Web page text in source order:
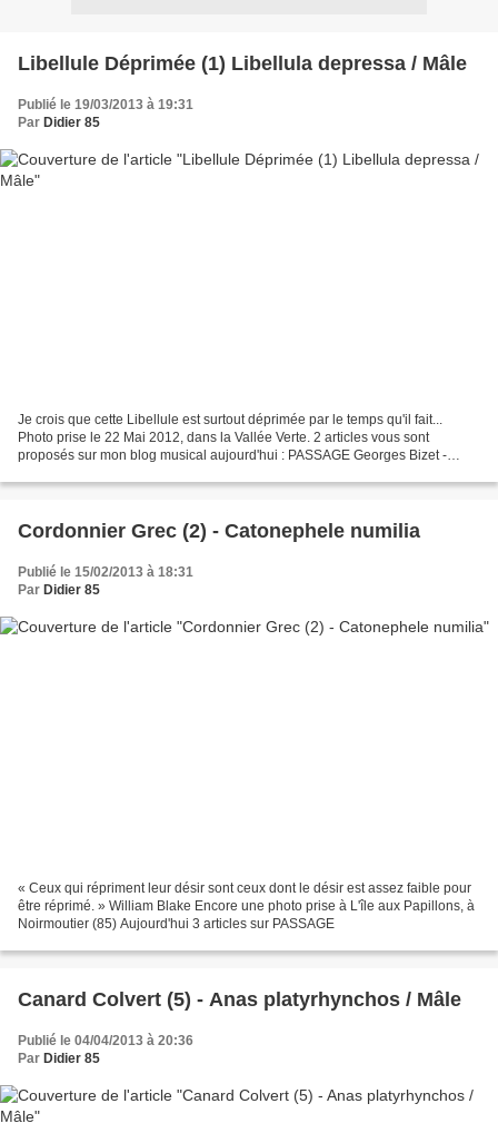
Libellule Déprimée (1) Libellula depressa / Mâle
Publié le 19/03/2013 à 19:31
Par Didier 85
Je crois que cette Libellule est surtout déprimée par le temps qu'il fait...
Photo prise le 22 Mai 2012, dans la Vallée Verte. 2 articles vous sont
proposés sur mon blog musical aujourd'hui : PASSAGE Georges Bizet -
Cordonnier Grec (2) - Catonephele numilia
Publié le 15/02/2013 à 18:31
Par Didier 85
« Ceux qui répriment leur désir sont ceux dont le désir est assez faible pour
être réprimé. » William Blake Encore une photo prise à L'île aux Papillons, à
Noirmoutier (85) Aujourd'hui 3 articles sur PASSAGE
Canard Colvert (5) - Anas platyrhynchos / Mâle
Publié le 04/04/2013 à 20:36
Par Didier 85